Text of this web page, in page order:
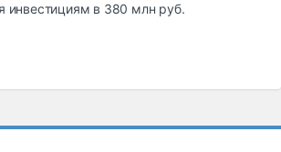
инвестициям в 380 млн руб.